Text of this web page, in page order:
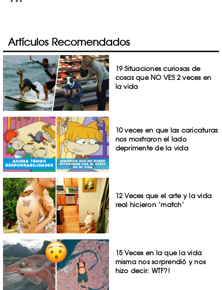
Artículos Recomendados
19 Situaciones curiosas de
cosas que NO VES 2 veces en
la vida
10 veces en que las caricaturas
nos mostraron el lado
deprimente de la vida
12 Veces que el arte y la vida
real hicieron ‘match’
15 Veces en la que la vida
misma nos sorprendió y nos
hizo decir: WTF?!